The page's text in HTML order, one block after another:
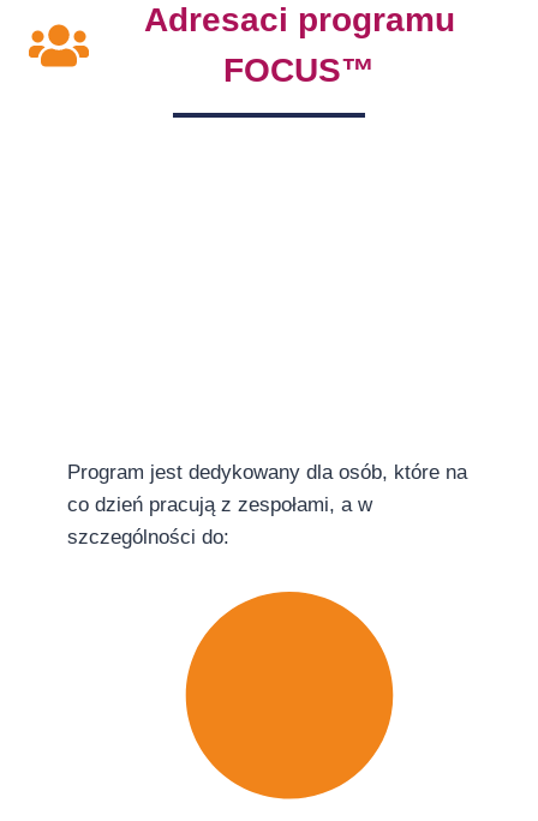
Adresaci programu
FOCUS™
Program jest dedykowany dla osób, które na
co dzień pracują z zespołami, a w
szczególności do: